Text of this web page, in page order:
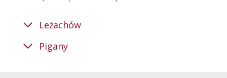
Leżachów
Pigany